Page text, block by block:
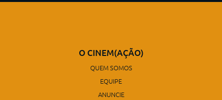
O CINEM(AÇÃO)
QUEM SOMOS
EQUIPE
ANUNCIE